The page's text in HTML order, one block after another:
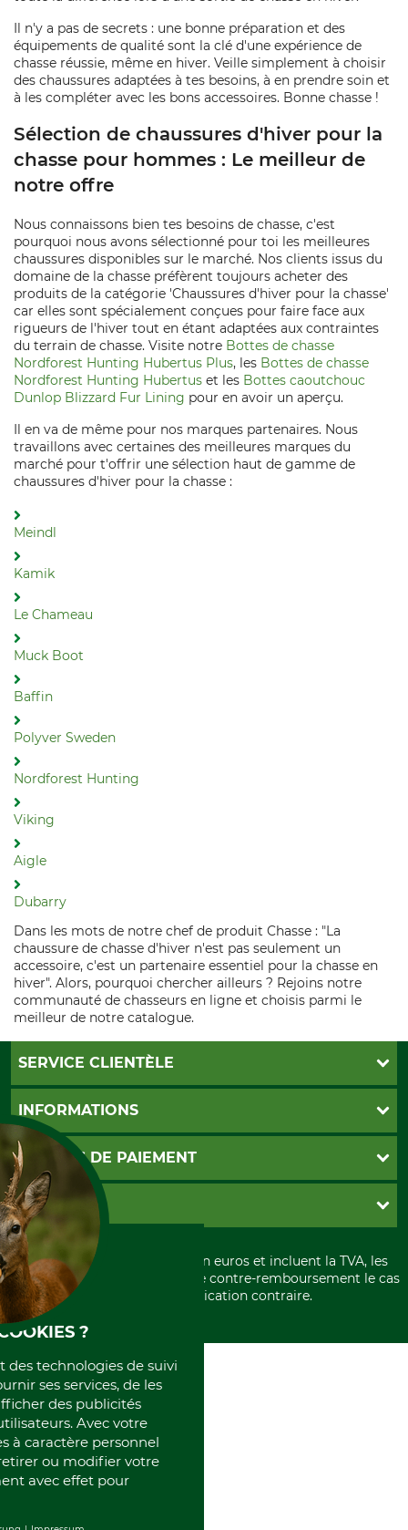
Il n'y a pas de secrets : une bonne préparation et des
équipements de qualité sont la clé d'une expérience de
chasse réussie, même en hiver. Veille simplement à choisir
des chaussures adaptées à tes besoins, à en prendre soin et
à les compléter avec les bons accessoires. Bonne chasse !
Sélection de chaussures d'hiver pour la
chasse pour hommes : Le meilleur de
notre offre
Nous connaissons bien tes besoins de chasse, c'est
pourquoi nous avons sélectionné pour toi les meilleures
chaussures disponibles sur le marché. Nos clients issus du
domaine de la chasse préfèrent toujours acheter des
produits de la catégorie 'Chaussures d'hiver pour la chasse'
car elles sont spécialement conçues pour faire face aux
rigueurs de l'hiver tout en étant adaptées aux contraintes
du terrain de chasse. Visite notre Bottes de chasse
Nordforest Hunting Hubertus Plus, les Bottes de chasse
Nordforest Hunting Hubertus et les Bottes caoutchouc
Dunlop Blizzard Fur Lining pour en avoir un aperçu.
Il en va de même pour nos marques partenaires. Nous
travaillons avec certaines des meilleures marques du
marché pour t'offrir une sélection haut de gamme de
chaussures d'hiver pour la chasse :
Meindl
Kamik
Le Chameau
Muck Boot
Baffin
Polyver Sweden
Nordforest Hunting
Viking
Aigle
Dubarry
Dans les mots de notre chef de produit Chasse : "La
chaussure de chasse d'hiver n'est pas seulement un
accessoire, c'est un partenaire essentiel pour la chasse en
hiver". Alors, pourquoi chercher ailleurs ? Rejoins notre
communauté de chasseurs en ligne et choisis parmi le
meilleur de notre catalogue.
SERVICE CLIENTÈLE
Foire aux questions
Abonnement à la newsletter
Contact
Garantie / Devis
Paramètres des cookies
INFORMATIONS
CGV
Livraison
Conditions d'annulation
Formulaire de rétraction
Politique de confidentialité
Élimination et environnement
Rétractation de votre commande
MOYENS DE PAIEMENT
PayPal
Carte de crédit
Paiement á l'avance
GRUBE KG
Histoire
International
Portrait
Qui sommes-nous
Tous les prix sont exprimés en euros et incluent la TVA, les
frais d'expédition et les frais de contre-remboursement le cas
échéant, sauf indication contraire.
?
des technologies de suivi
ses services, de les
des publicités
Avec votre
à caractère personnel
ou modifier votre
avec effet pour